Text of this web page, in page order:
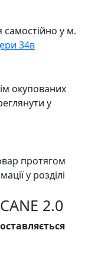
у м.
34в
окупованих
у
протягом
у розділі
2.0